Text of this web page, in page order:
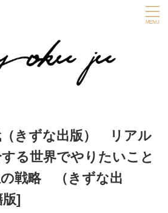
（きずな出版） リアル
る世界でやりたいこと
の戦略 （きずな出
]